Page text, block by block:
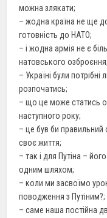
можна злякати;
– жодна країна не ще
готовність до НАТО;
– і жодна армія не є
натовського озброєння;
– Україні були
розпочатись;
– що це може статись
наступного року;
– це був би правильний
своє життя;
– так і для Путіна –
одним шляхом;
– коли ми засвоїмо
поводження з Путіним?;
– саме наша постійна